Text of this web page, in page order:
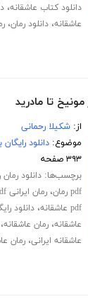
دانلود کتاب عاشقانه،
عاشقانه،دانلود رمان،
تا مادرید
از:شکیلا رحمانی
موضوع:دانلود
۳۹۳ صفحه
برچسب‌ها:دانلود رمان
pdf رمان
،رمان ایرانی pdf
pdf عاشقانه ،دانلود
عاشقانه،رمان عاشقانه
عاشقانه ایرانی،رمان